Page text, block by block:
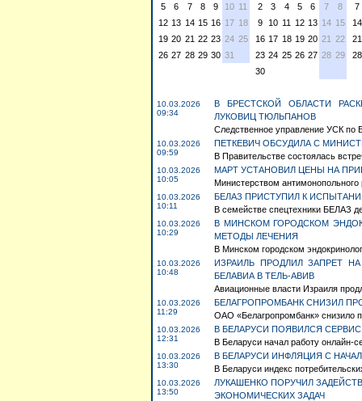
5
6 7 8 9 10 11
12 13 14 15 16 17 18
19 20 21 22 23 24 25
26 27 28 29 30 31
2
3 4 5 6 7
8
9
10 11 12 13 14 15
16 17 18 19 20 21 22
23 24 25 26 27 28 29
30
7
14
21
28
10.03.2026
09:34
В БРЕСТСКОЙ ОБЛАСТИ
ЛУКОВИЦ ТЮЛЬПАНОВ
Следственное управление УСК по
10.03.2026
09:59
ПЕТКЕВИЧ ОБСУДИЛА С
В Правительстве состоялась
10.03.2026
10:05
МАРТ УСТАНОВИЛ ЦЕНЫ НА
Министерством антимонопольного
10.03.2026
10:11
БЕЛАЗ ПРИСТУПИЛ К
В семействе спецтехники БЕЛАЗ
10.03.2026
10:29
В МИНСКОМ ГОРОДСКОМ
МЕТОДЫ ЛЕЧЕНИЯ
В Минском городском
10.03.2026
10:48
ИЗРАИЛЬ ПРОДЛИЛ ЗАПРЕТ
БЕЛАВИА В ТЕЛЬ-АВИВ
Авиационные власти Израиля
10.03.2026
11:29
БЕЛАГРОПРОМБАНК СНИЗИЛ
ОАО «Белагропромбанк» снизило
10.03.2026
12:31
В БЕЛАРУСИ ПОЯВИЛСЯ
В Беларуси начал работу онлайн-
10.03.2026
13:30
В БЕЛАРУСИ ИНФЛЯЦИЯ С
В Беларуси индекс
10.03.2026
13:50
ЛУКАШЕНКО ПОРУЧИЛ
ЭКОНОМИЧЕСКИХ ЗАДАЧ